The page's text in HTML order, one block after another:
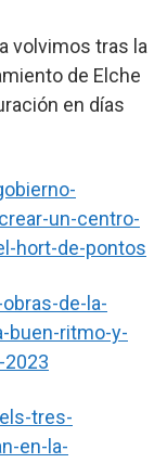
volvimos tras la
de Elche
en días
un-centro-
hort-de-pontos
de-la-
buen-ritmo-y-
tres-
en-la-